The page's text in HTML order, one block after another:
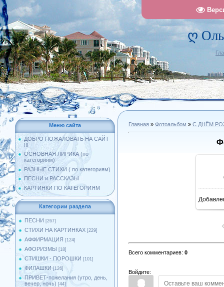
ღ
Меню сайта
ДОБРО ПОЖАЛОВАТЬ НА САЙТ
!!!
ОСНОВНАЯ ЛИРИКА (по
категориям)
РАЗНЫЕ СТИХИ ( по категориям)
ПЕСНИ и РАССКАЗЫ
КАРТИНКИ ПО КАТЕГОРИЯМ
Категории раздела
ПЕСНИ [267]
СТИХИ НА КАРТИНКАХ [229]
АФФИРМАЦИЯ [124]
АФОРИЗМЫ [18]
СТИШКИ - ПОРОШКИ [101]
ФИЛАШКИ [126]
ПРИВЕТ-пожелания (утро, день,
вечер, ночь) [44]
Главная » Фотоальбом » С ДНЁМ
Всего комментариев: 0
Войдите: